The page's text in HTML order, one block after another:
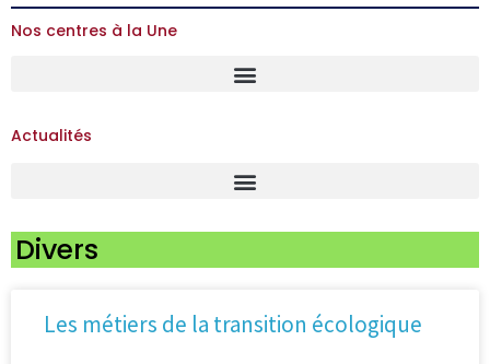
Nos centres à la Une
Actualités
Divers
Les métiers de la transition écologique